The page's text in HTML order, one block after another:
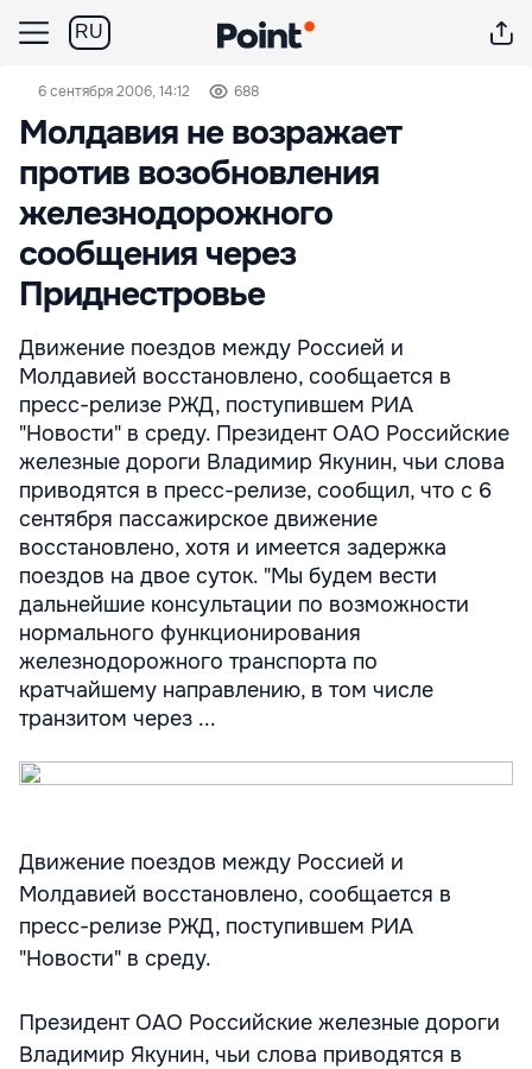
RU
6 сентября 2006, 14:12 688
Молдавия не возражает
против возобновления
железнодорожного
сообщения через
Приднестровье
Движение поездов между Россией и
Молдавией восстановлено, сообщается в
пресс-релизе РЖД, поступившем РИА
"Новости" в среду. Президент ОАО Российские
железные дороги Владимир Якунин, чьи слова
приводятся в пресс-релизе, сообщил, что с 6
сентября пассажирское движение
восстановлено, хотя и имеется задержка
поездов на двое суток. "Мы будем вести
дальнейшие консультации по возможности
нормального функционирования
железнодорожного транспорта по
кратчайшему направлению, в том числе
транзитом через ...
Движение поездов между Россией и
Молдавией восстановлено, сообщается в
пресс-релизе РЖД, поступившем РИА
"Новости" в среду.
Президент ОАО Российские железные дороги
Владимир Якунин, чьи слова приводятся в